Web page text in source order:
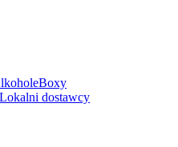
Boxy
Lokalni dostawcy